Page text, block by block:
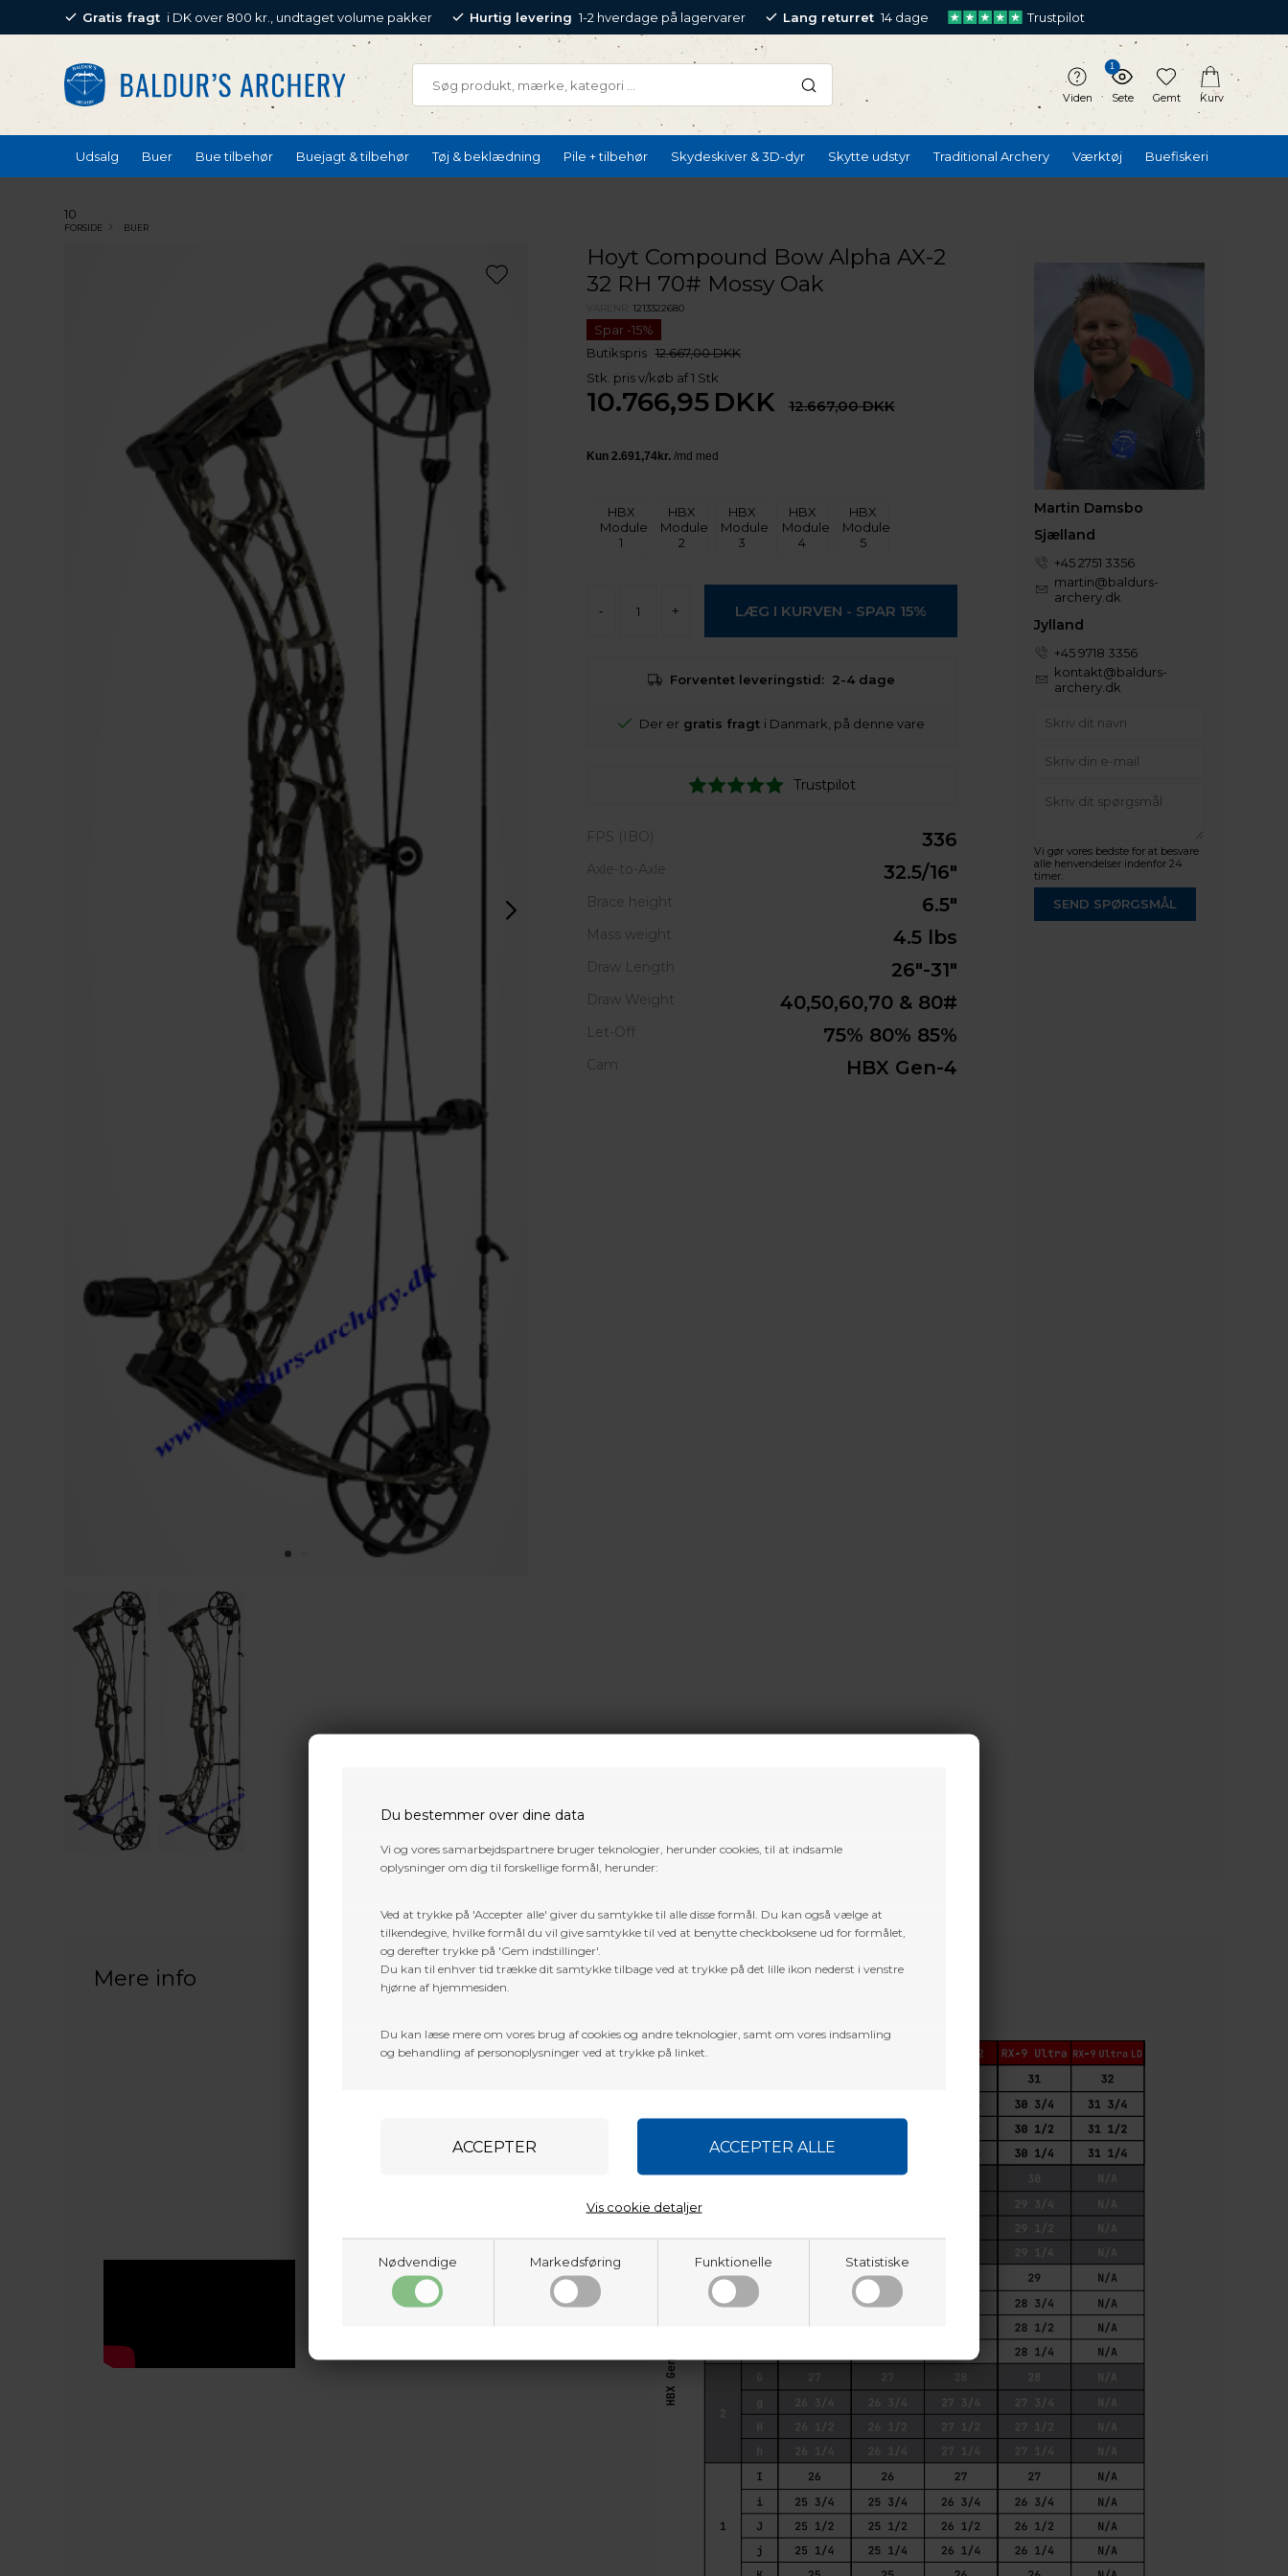
Du bestemmer over dine data
Vi og vores samarbejdspartnere bruger teknologier, herunder cookies, til at indsamle
oplysninger om dig til forskellige formål, herunder:
Ved at trykke på 'Accepter alle' giver du samtykke til alle disse formål. Du kan også vælge at
tilkendegive, hvilke formål du vil give samtykke til ved at benytte checkboksene ud for formålet,
og derefter trykke på 'Gem indstillinger'.
Du kan til enhver tid trække dit samtykke tilbage ved at trykke på det lille ikon nederst i venstre
hjørne af hjemmesiden.
Du kan læse mere om vores brug af cookies og andre teknologier, samt om vores indsamling
og behandling af personoplysninger ved at trykke på linket.
Nødvendige Markedsføring Funktionelle Statistiske
Vis cookie detaljer
Gratis fragt i DK over 800 kr., undtaget volume pakker Hurtig levering 1-2 hverdage på lagervarer Lang returret 14 dage Trustpilot
Viden
1
Sete Gemt Kurv
Udsalg Buer Bue tilbehør Buejagt & tilbehør Tøj & beklædning Pile + tilbehør Skydeskiver & 3D-dyr Skytte udstyr Traditional Archery Værktøj Buefiskeri
10
FORSIDE BUER
Hoyt Compound Bow Alpha AX-2
32 RH 70# Mossy Oak
1213322680
Butikspris 12.667,00 DKK
Stk. pris v/køb af 1 Stk
10.766,95 DKK 12.667,00
HBX
Module
1
HBX
Module
2
HBX
Module
3
HBX
Module
4
HBX
Module
5
- +
Forventet leveringstid: 2-4 dage
Der er gratis fragt i Danmark, på denne vare
Trustpilot
FPS (IBO) 336
Axle-to-Axle 32.5/16"
Brace height 6.5"
Mass weight 4.5 lbs
Draw Length 26"-31"
Draw Weight 40,50,60,70 & 80#
Let-Off 75% 80% 85%
Cam HBX Gen-4
Martin Damsbo
Sjælland
+45 2751 3356
martin@baldurs-
archery.dk
Jylland
+45 9718 3356
kontakt@baldurs-
archery.dk
Vi gør vores bedste for at besvare
alle henvendelser indenfor 24
timer.
SEND SPØRGSMÅL
Mere info